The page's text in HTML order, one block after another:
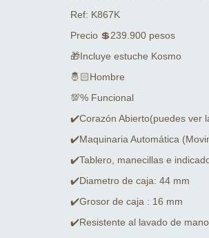
Ref: K867K
Precio 💲239.900 pesos
🎁Incluye estuche Kosmo
🤴🏻Hombre
💯% Funcional
✔️Corazón Abierto(puedes ver
✔️Maquinaria Automática
✔️Tablero, manecillas e
✔️Diametro de caja: 44 mm
✔️Grosor de caja : 16 mm
✔️Resistente al lavado de